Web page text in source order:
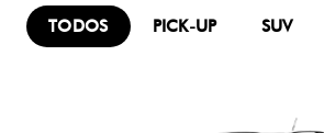
TODOS PICK-UP SUV